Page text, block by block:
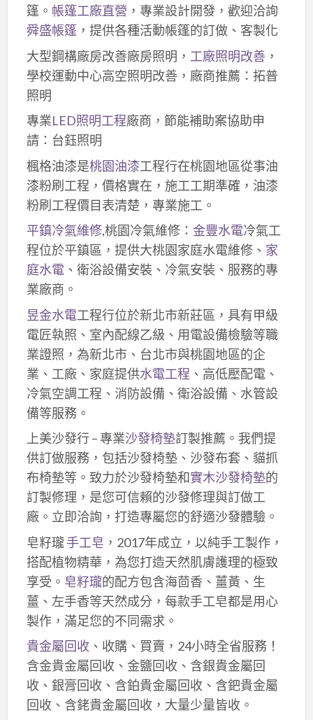
篷。 帳篷工廠直營 ，專業設計開發，歡迎洽詢
舜盛帳篷，提供各種活動帳篷的訂做、客製化
大型鋼構廠房改善廠房照明， 工廠照明改善，
學校運動中心高空照明改善，廠商推薦：拓普
照明
專業LED照明工程廠商，節能補助案協助申
請：台鈺照明
楓格油漆是桃園油漆工程行在桃園地區從事油
漆粉刷工程，價格實在，施工工期準確，油漆
粉刷工程價目表清楚，專業施工。
平鎮冷氣維修,桃園冷氣維修： 金豐水電冷氣工
程位於平鎮區，提供大桃園家庭水電維修、 家
庭水電、衛浴設備安裝、冷氣安裝、服務的專
業廠商。
昱金水電工程行位於新北市新莊區，具有甲級
電匠執照、室內配線乙級、用電設備檢驗等職
業證照，為新北市、台北市與桃園地區的企
業、工廠、家庭提供水電工程 、高低壓配電、
冷氣空調工程、消防設備、衛浴設備、水管設
備等服務。
上美沙發行 – 專業沙發椅墊訂製推薦。我們提
供訂做服務，包括沙發椅墊、沙發布套、貓抓
布椅墊等。致力於沙發椅墊和實木沙發椅墊的
訂製修理，是您可信賴的沙發修理與訂做工
廠。立即洽詢，打造專屬您的舒適沙發體驗。
皂籽瓏手工皂 ，2017年成立，以純手工製作，
搭配植物精華，為您打造天然肌膚護理的極致
享受。 皂籽瓏的配方包含海茴香、薑黃、生
薑、左手香等天然成分，每款手工皂都是用心
製作，滿足您的不同需求。
貴金屬回收、收購、買賣，24小時全省服務！
含金貴金屬回收、金鹽回收、含銀貴金屬回
收、銀膏回收、含鉑貴金屬回收、含鈀貴金屬
回收、含銠貴金屬回收，大量少量皆收。